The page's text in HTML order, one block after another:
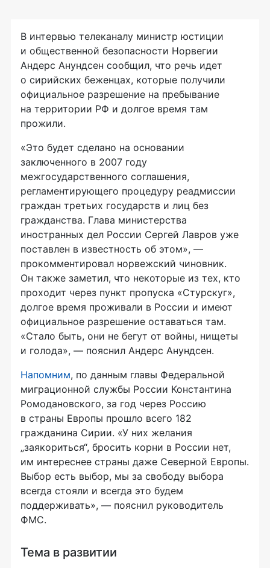
В интервью телеканалу министр юстиции
и общественной безопасности Норвегии
Андерс Анундсен сообщил, что речь идет
о сирийских беженцах, которые получили
официальное разрешение на пребывание
на территории РФ и долгое время там
прожили.
«Это будет сделано на основании
заключенного в 2007 году
межгосударственного соглашения,
регламентирующего процедуру реадмиссии
граждан третьих государств и лиц без
гражданства. Глава министерства
иностранных дел России Сергей Лавров уже
поставлен в известность об этом», —
прокомментировал норвежский чиновник.
Он также заметил, что некоторые из тех, кто
проходит через пункт пропуска «Стурскуг»,
долгое время проживали в России и имеют
официальное разрешение оставаться там.
«Стало быть, они не бегут от войны, нищеты
и голода», — пояснил Андерс Анундсен.
Напомним, по данным главы Федеральной
миграционной службы России Константина
Ромодановского, за год через Россию
в страны Европы прошло всего 182
гражданина Сирии. «У них желания
„заякориться“, бросить корни в России нет,
им интереснее страны даже Северной Европы.
Выбор есть выбор, мы за свободу выбора
всегда стояли и всегда это будем
поддерживать», — пояснил руководитель
ФМС.
Тема в развитии